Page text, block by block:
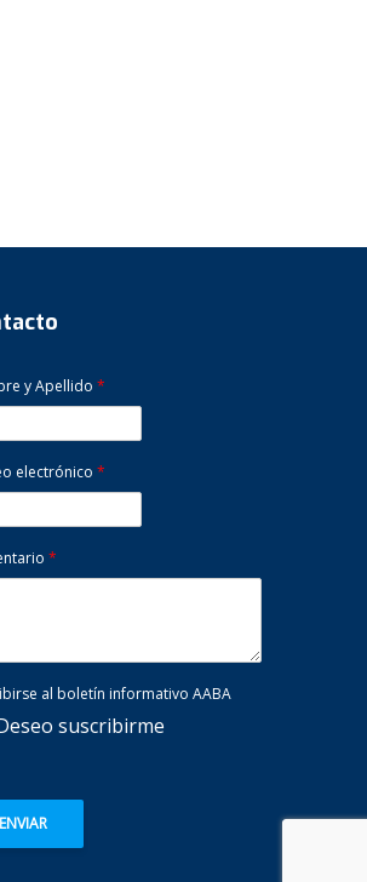
y Apellido *
electrónico *
*
al boletín informativo AABA
suscribirme
ENVIAR